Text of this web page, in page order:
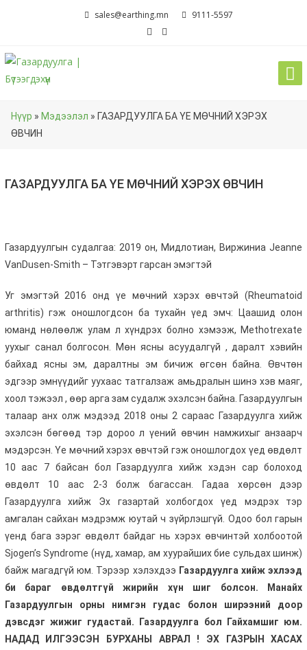
sales@earthing.mn 9111-5597
Нүүр » Мэдээлэл » ГАЗАРДУУЛГА БА ҮЕ МӨЧНИЙ ХЭРЭХ
ӨВЧИН
ГАЗАРДУУЛГА БА ҮЕ МӨЧНИЙ ХЭРЭХ ӨВЧИН
Газардуулгын судалгаа: 2019 он, Мидлотиан, Виржиниа Jeanne
VanDusen-Smith – Тэтгэвэрт гарсан эмэгтэй
Уг эмэгтэй 2016 онд үе мөчний хэрэх өвчтэй (Rheumatoid
arthritis) гэж оношлогдсон ба тухайн үед эмч: Цаашид олон
юманд нөлөөлж улам л хүндрэх болно хэмээж, Methotrexate
уухыг санал болгосон. Мөн ясны асуудалгүй , даралт хэвийн
байхад ясны эм, даралтны эм бичиж өгсөн байна. Өвчтөн
эдгээр эмнүүдийг уухаас татгалзаж амьдралын шинэ хэв маяг,
хоол тэжээл , өөр арга зам судалж эхэлсэн байна. Газардуулгын
талаар анх олж мэдээд 2018 оны 2 сараас Газардуулга хийж
эхэлсэн бөгөөд тэр дороо л үений өвчин намжихыг анзаарч
мэдэрсэн. Үе мөчний хэрэх өвчтэй гэж оношлогдох үед өвдөлт
10 аас 7 байсан бол Газардуулга хийж хэдэн сар болоход
өвдөлт 10 аас 2-3 болж багассан. Гадаа хөрсөн дээр
Газардуулга хийж Эх газартай холбогдох үед мэдрэх тэр
амгалан сайхан мэдрэмж юутай ч зүйрлэшгүй. Одоо бол гарын
үенд бага зэрэг өвдөлт байдаг нь хэрэх өвчинтэй холбоотой
Sjogen’s Syndrome (нүд, хамар, ам хуурайших бие сульдах шинж)
байж магадгүй юм. Тэрээр хэлэхдээ Газардуулга хийж эхлээд
би бараг өвдөлтгүй жирийн хүн шиг болсон. Манайх
Газардуулгын орны нимгэн гудас болон ширээний доор
дэвсдэг жижиг гудастай. Газардуулга бол Гайхамшиг юм.
НАДАД ИЛГЭЭСЭН БУРХАНЫ АВРАЛ ! ЭХ ГАЗРЫН ХАСАХ